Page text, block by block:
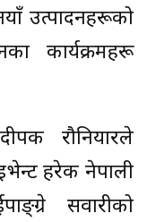
उत्पादनहरूको
कार्यक्रमहरू
रौनियारले
हरेक नेपाली
सवारीको